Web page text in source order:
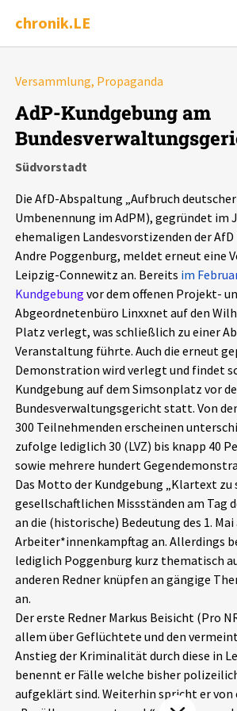
chronik.LE
Ereignis melden
Chronik
Leipziger Zustände
Schlaglichter
Phänomene
Aktuelles
Alle Beiträge
Veranstaltungen
Pressemitteilungen
Podcasts
Über uns
Projektbeschreibung
Kontakt
Unterstützer_innen
Spenden
chronik.LE in der Presse
Versammlung, Propaganda
AdP-Kundgebung am
Südvorstadt
Die AfD-Abspaltung „Aufbruch
Umbenennung im AdPM), gegründet im
ehemaligen Landesvorstizenden der AfD
Andre Poggenburg, meldet erneut eine
Leipzig-Connewitz an. Bereits im
Kundgebung vor dem offenen Projekt-
Abgeordnetenbüro Linxxnet auf den
Platz verlegt, was schließlich zu einer
Veranstaltung führte. Auch die erneut
Demonstration wird verlegt und findet
Kundgebung auf dem Simsonplatz vor
Bundesverwaltungsgericht statt. Von
300 Teilnehmenden erscheinen
zufolge lediglich 30 (LVZ) bis knapp 40
sowie mehrere hundert
Das Motto der Kundgebung „Klartext zu
gesellschaftlichen Missständen am Tag
an die (historische) Bedeutung des 1. Mai
Arbeiter*innenkampftag an. Allerdings
lediglich Poggenburg kurz thematisch
anderen Redner knüpfen an gängige
an.
Der erste Redner Markus Beisicht (Pro
allem über Geflüchtete und den
Anstieg der Kriminalität durch diese in
benennt er Fälle welche bisher
aufgeklärt sind. Weiterhin spricht er von
Alle Ereignisse
7502
Ereignisse Statistik